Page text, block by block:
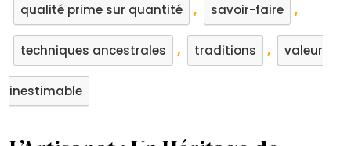
qualité prime sur quantité , savoir-faire ,
techniques ancestrales , traditions , valeur
inestimable